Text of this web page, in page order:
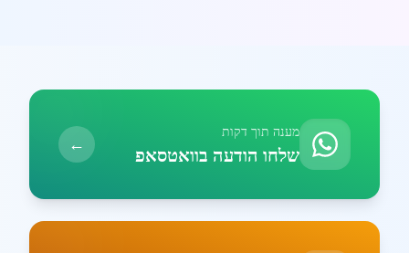
מענה תוך דקות
שלחו הודעה בוואטסאפ ←